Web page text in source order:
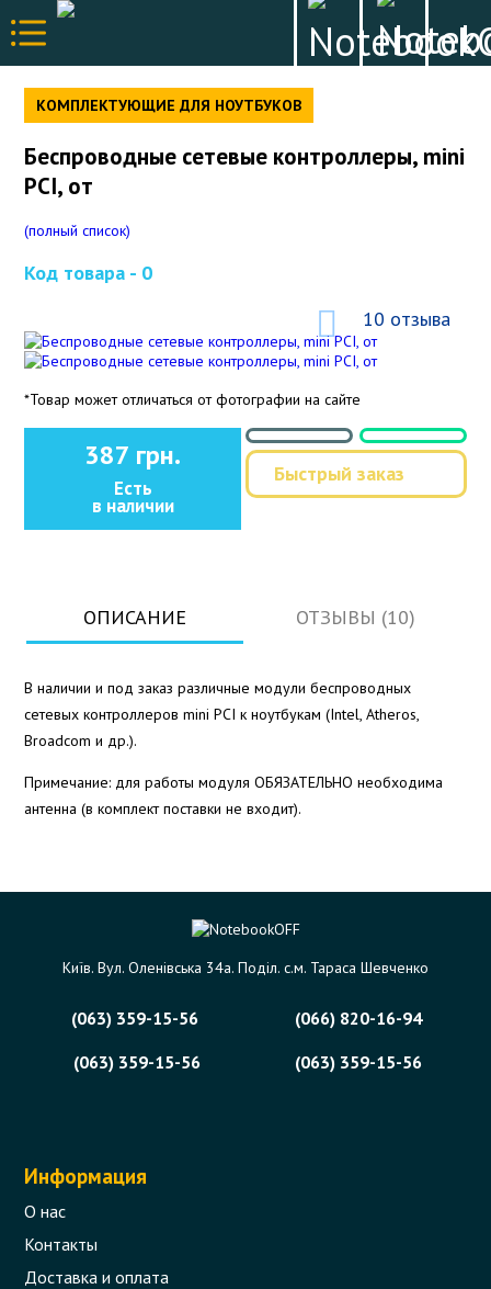
КОМПЛЕКТУЮЩИЕ ДЛЯ НОУТБУКОВ
Беспроводные сетевые контроллеры, mini
PCI, от
(полный список)
Код товара - 0
10 отзыва
*Товар может отличаться от фотографии на сайте
387 грн.
Есть
в наличии
Быстрый заказ
ОПИСАНИЕ ОТЗЫВЫ (10)
В наличии и под заказ различные модули беспроводных
сетевых контроллеров mini PCI к ноутбукам (Intel, Atheros,
Broadcom и др.).
Примечание: для работы модуля ОБЯЗАТЕЛЬНО необходима
антенна (в комплект поставки не входит).
Київ. Вул. Оленівська 34а. Поділ. с.м. Тараса Шевченко
(063) 359-15-56
(066) 820-16-94
(063) 359-15-56
(063) 359-15-56
Информация
О нас
Контакты
Доставка и оплата